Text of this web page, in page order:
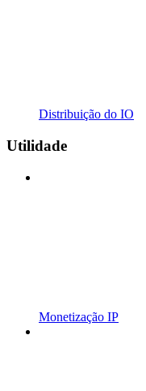
Distribuição do IO
Utilidade
Monetização IP